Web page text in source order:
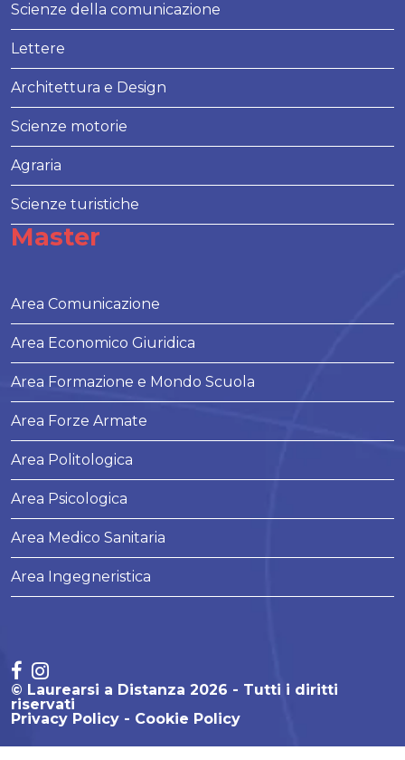
Scienze della comunicazione
Lettere
Architettura e Design
Scienze motorie
Agraria
Scienze turistiche
Master
Area Comunicazione
Area Economico Giuridica
Area Formazione e Mondo Scuola
Area Forze Armate
Area Politologica
Area Psicologica
Area Medico Sanitaria
Area Ingegneristica
© Laurearsi a Distanza 2026 - Tutti i diritti
riservati
Privacy Policy
Cookie Policy